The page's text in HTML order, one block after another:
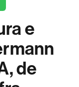
e
de